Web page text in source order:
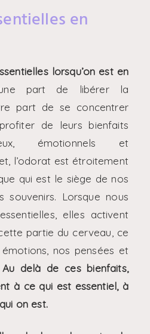
en
lorsqu’on est en
part de libérer la
part de se concentrer
de leurs bienfaits
émotionnels et
l’odorat est étroitement
qui est le siège de nos
Lorsque nous
elles activent
partie du cerveau, ce
nos pensées et
Au delà de ces bienfaits,
à ce qui est essentiel, à
on est.